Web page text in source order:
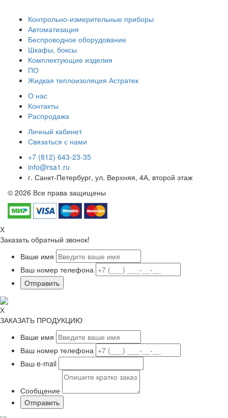
Контрольно-измерительные приборы
Автоматизация
Беспроводное оборудование
Шкафы, боксы
Комплектующие изделия
ПО
Жидкая теплоизоляция Астратек
О нас
Контакты
Распродажа
Личный кабинет
Связаться с нами
+7 (812) 643-23-35
info@rsa1.ru
г. Санкт-Петербург, ул. Верхняя, 4А, второй этаж
© 2026 Все права защищены
Х
Заказать обратный звонок!
Ваше имя
Ваш номер телефона
Х
ЗАКАЗАТЬ ПРОДУКЦИЮ
Ваше имя
Ваш номер телефона
Ваш e-mail
Сообщение